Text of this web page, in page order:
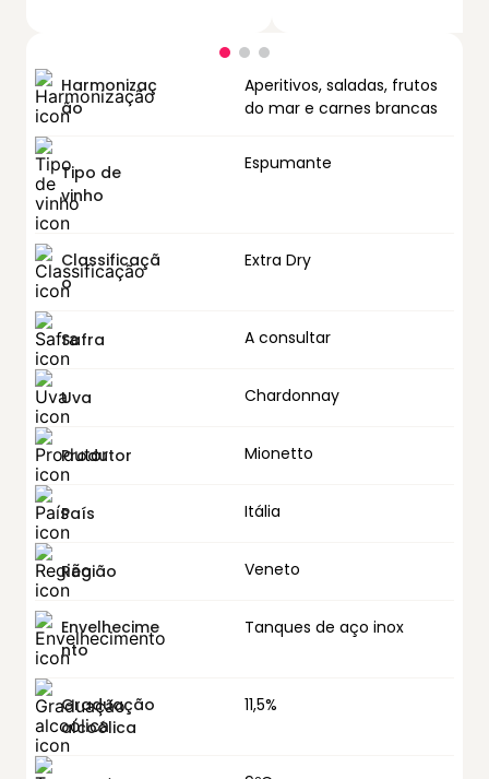
Harmonizaç
ão
Aperitivos, saladas, frutos
do mar e carnes brancas
Tipo de
vinho
Espumante
Classificaçã
o
Extra Dry
Safra A consultar
Uva Chardonnay
Produtor Mionetto
País Itália
Região Veneto
Envelhecime
nto
Tanques de aço inox
Graduação
alcoólica
11,5%